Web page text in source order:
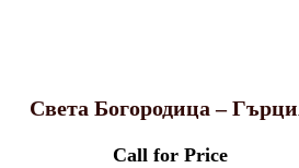
Света Богородица –
Call for Price